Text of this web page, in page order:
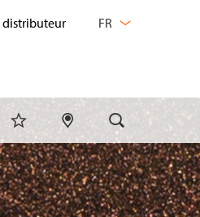
FR